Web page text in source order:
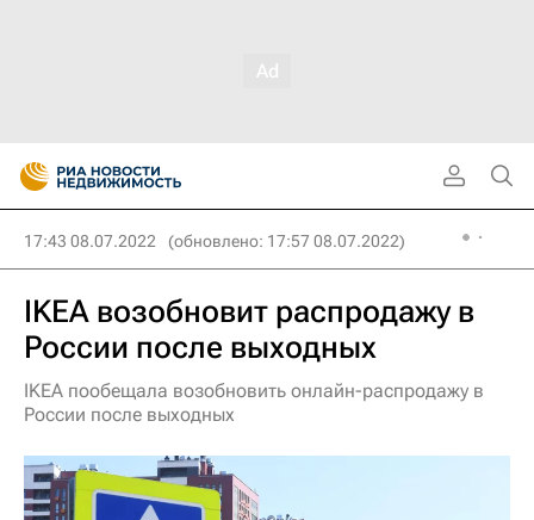
17:43 08.07.2022 (обновлено: 17:57 08.07.2022)
IKEA возобновит распродажу в
России после выходных
IKEA пообещала возобновить онлайн-распродажу в
России после выходных